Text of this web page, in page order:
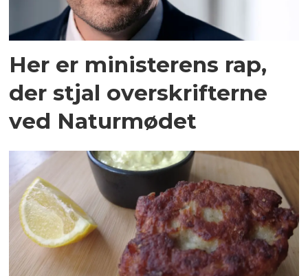
Her er ministerens rap,
der stjal overskrifterne
ved Naturmødet